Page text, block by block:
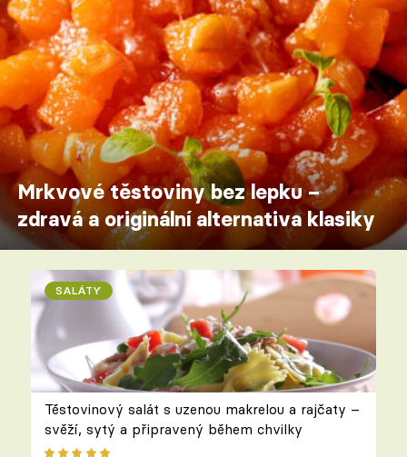
Mrkvové těstoviny bez lepku –
zdravá a originální alternativa klasiky
SALÁTY
Těstovinový salát s uzenou makrelou a rajčaty –
svěží, sytý a připravený během chvilky